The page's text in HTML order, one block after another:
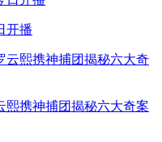
开播
熙携神捕团揭秘六大奇案